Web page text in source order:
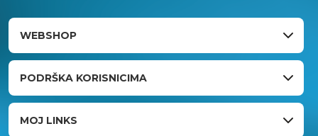
WEBSHOP
PODRŠKA KORISNICIMA
MOJ LINKS